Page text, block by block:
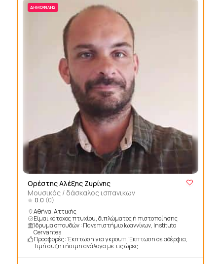
ΔΗΜΟΦΙΛΉΣ
Ορέστης Αλέξης Ζυρίνης
Μουσικός / δάσκαλος ισπανικων
0.0 (0)
Αθήνα, Αττικής
Είμαι κάτοχος πτυχίου, διπλώματος ή πιστοποίησης
Ίδρυμα σπουδών : Πανεπιστήμιο Ιωαννίνων, Instituto
Cervantes
Προσφορές : Έκπτωση για γκρουπ, Έκπτωση σε αδέρφια,
Τιμή συζητήσιμη ανάλογα με τις ώρες